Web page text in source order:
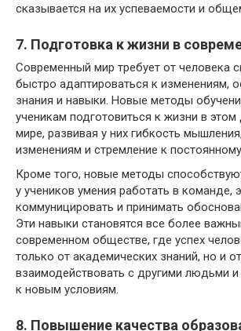
сказывается на их успеваемости и
7. Подготовка к жизни в
Современный мир требует от человека
быстро адаптироваться к изменениям,
знания и навыки. Новые методы
ученикам подготовиться к жизни в
мире, развивая у них гибкость
изменениям и стремление к
Кроме того, новые методы
у учеников умения работать в команде,
коммуницировать и принимать
Эти навыки становятся все более
современном обществе, где успех
только от академических знаний, но и
взаимодействовать с другими людьми и
к новым условиям.
8. Повышение качества